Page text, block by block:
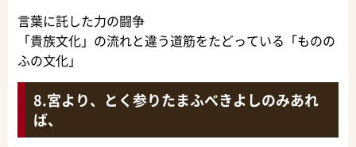
言葉に託した力の闘争
「貴族文化」の流れと違う道筋をたどっている「ものの
ふの文化」
宮より、とく参りたまふべきよしのみあれ
ば、